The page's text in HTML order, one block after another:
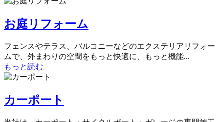
お庭リフォーム
フェンスやテラス、バルコニーなどのエクステリアリフォー
ムで、外まわりの空間をもっと快適に、もっと機能...
もっと読む
カーポート